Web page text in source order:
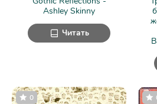
Ashley Skinny
Читать
0